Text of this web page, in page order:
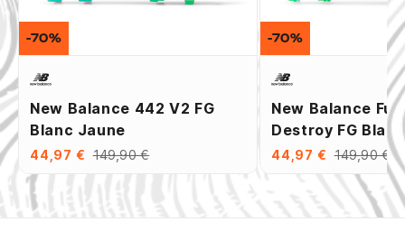
New Balance 442 V2 FG
Blanc Jaune
44,97 € 149,90 €
-70%
New Balance
Destroy FG
44,97 € 149,90 €
-70%